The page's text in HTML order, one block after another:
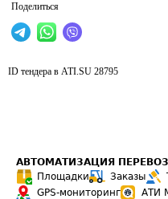
Поделиться
ID тендера в ATI.SU 28795
АВТОМАТИЗАЦИЯ
Площадки
Заказы
GPS-мониторинг
АТИ